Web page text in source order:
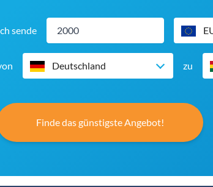
sende
Deutschland zu
Finde das günstigste Angebot!